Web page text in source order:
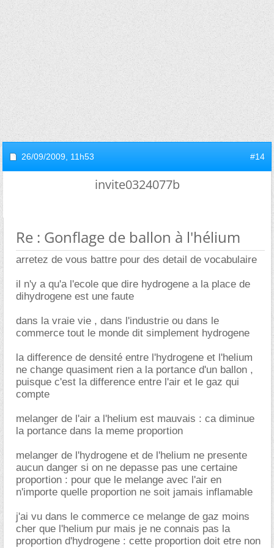
26/09/2009, 11h53 #14
invite0324077b
Re : Gonflage de ballon à l'hélium
arretez de vous battre pour des detail de vocabulaire
il n'y a qu'a l'ecole que dire hydrogene a la place de
dihydrogene est une faute
dans la vraie vie , dans l'industrie ou dans le
commerce tout le monde dit simplement hydrogene
la difference de densité entre l'hydrogene et l'helium
ne change quasiment rien a la portance d'un ballon ,
puisque c'est la difference entre l'air et le gaz qui
compte
melanger de l'air a l'helium est mauvais : ca diminue
la portance dans la meme proportion
melanger de l'hydrogene et de l'helium ne presente
aucun danger si on ne depasse pas une certaine
proportion : pour que le melange avec l'air en
n'importe quelle proportion ne soit jamais inflamable
j'ai vu dans le commerce ce melange de gaz moins
cher que l'helium pur mais je ne connais pas la
proportion d'hydrogene : cette proportion doit etre non